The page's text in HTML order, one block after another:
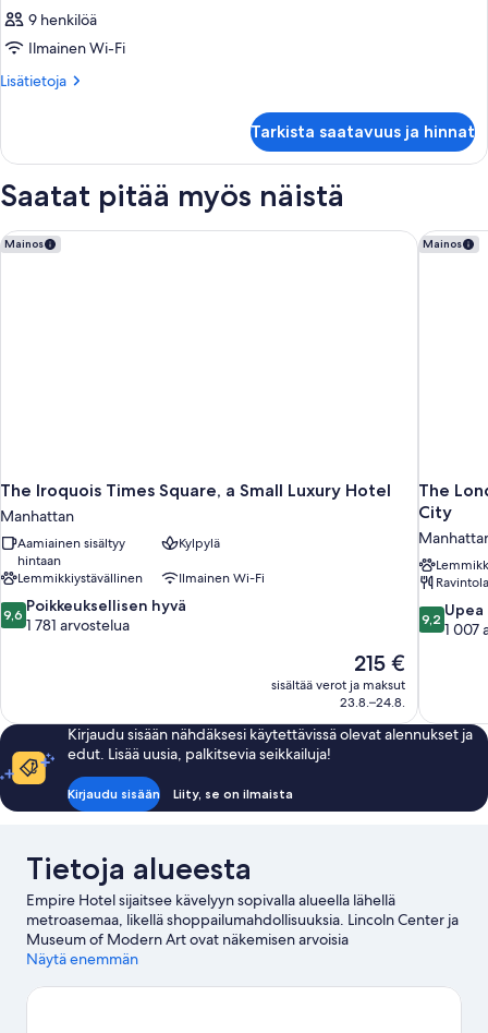
9 henkilöä
Ilmainen Wi-Fi
Lisätietoja
Lisätietoja
Tarkista saatavuus ja hinnat
Saatat pitää myös näistä
Mainos
The Iroquois Times Square, a Small Luxury Hotel
Manhattan
Aamiainen sisältyy
hintaan
Kylpylä
Lemmikkiystävällinen
Ilmainen Wi-Fi
9.6
kautta
arvostelua
9,6 Poikkeuksellisen hyvä
1 781 arvostelua
Hinta
on
215 €
215 €
sisältää verot ja maksut
23.8.–24.8.
The Iroquois Times Square, a Small Luxury Hotel Mainos
The
City
Ravintola
9.2
kautta
arvostelua
9,2 Upea
1 007
The
Kirjaudu sisään nähdäksesi käytettävissä olevat alennukset ja
edut. Lisää uusia, palkitsevia seikkailuja!
Kirjaudu sisään Liity, se on ilmaista
Tietoja alueesta
Empire Hotel sijaitsee kävelyyn sopivalla alueella lähellä
metroasemaa, likellä shoppailumahdollisuuksia. Lincoln Center ja
Museum of Modern Art ovat näkemisen arvoisia
kulttuurikohteita, ja muihin alueen huomionarvoisiin
School ja Rockefeller Center ovat kaksi muuta paikkaa, joissa
Näytä enemmän